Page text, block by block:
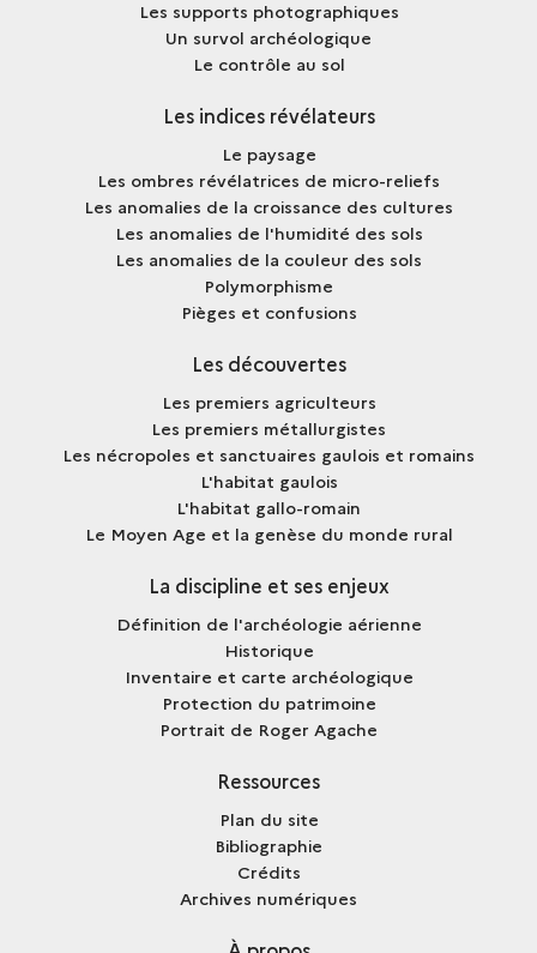
Les supports photographiques
Un survol archéologique
Le contrôle au sol
Les indices révélateurs
Le paysage
Les ombres révélatrices de micro-reliefs
Les anomalies de la croissance des cultures
Les anomalies de l'humidité des sols
Les anomalies de la couleur des sols
Polymorphisme
Pièges et confusions
Les découvertes
Les premiers agriculteurs
Les premiers métallurgistes
Les nécropoles et sanctuaires gaulois et romains
L'habitat gaulois
L'habitat gallo-romain
Le Moyen Age et la genèse du monde rural
La discipline et ses enjeux
Définition de l'archéologie aérienne
Historique
Inventaire et carte archéologique
Protection du patrimoine
Portrait de Roger Agache
Ressources
Plan du site
Bibliographie
Crédits
Archives numériques